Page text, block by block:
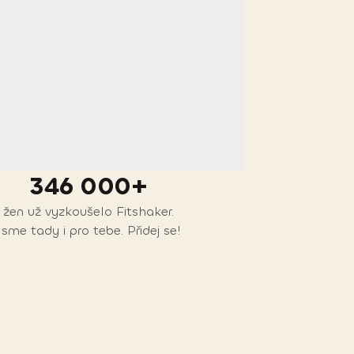
346 000+
žen už vyzkoušelo Fitshaker.
tady i pro tebe. Přidej se!